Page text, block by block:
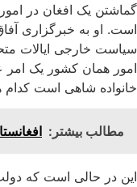
گماشتن یک افغان در
است. او به خبرگزاری
سیاست خارجی ایالات
امور همان کشور یک امر
خانواده شاهی است
مطالب بیشتر:
این در حالی است که